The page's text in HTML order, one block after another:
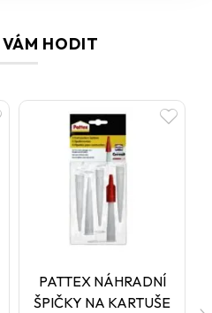
VÁM HODIT
PATTEX NÁHRADNÍ
ŠPIČKY NA KARTUŠE